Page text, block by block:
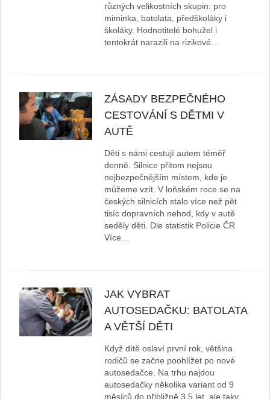
různých velikostních skupin: pro
miminka, batolata, předškoláky i
školáky. Hodnotitelé bohužel i
tentokrát narazili na rizikové…
ZÁSADY BEZPEČNÉHO
CESTOVÁNÍ S DĚTMI V
AUTĚ
Děti s námi cestují autem téměř
denně. Silnice přitom nejsou
nejbezpečnějším místem, kde je
můžeme vzít. V loňském roce se na
českých silnicích stalo více než pět
tisíc dopravních nehod, kdy v autě
seděly děti. Dle statistik Policie ČR
Více…
JAK VYBRAT
AUTOSEDAČKU: BATOLATA
A VĚTŠÍ DĚTI
Když dítě oslaví první rok, většina
rodičů se začne poohlížet po nové
autosedačce. Na trhu najdou
autosedačky několika variant od 9
měsíců do přibližně 3,5 let, ale taky